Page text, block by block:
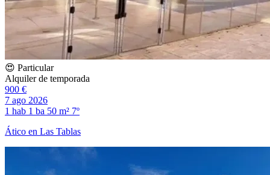
😍 Particular
Alquiler de temporada
900 €
7 ago 2026
1 hab 1 ba 50 m² 7º
Ático en Las Tablas